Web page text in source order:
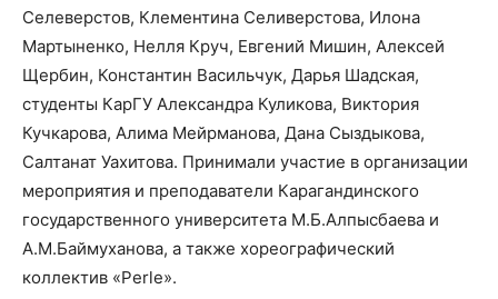
Селеверстов, Клементина Селиверстова, Илона
Мартыненко, Нелля Круч, Евгений Мишин, Алексей
Щербин, Константин Васильчук, Дарья Шадская,
студенты КарГУ Александра Куликова, Виктория
Кучкарова, Алима Мейрманова, Дана Сыздыкова,
Салтанат Уахитова. Принимали участие в организации
мероприятия и преподаватели Карагандинского
государственного университета М.Б.Алпысбаева и
А.М.Баймуханова, а также хореографический
коллектив «Perle».